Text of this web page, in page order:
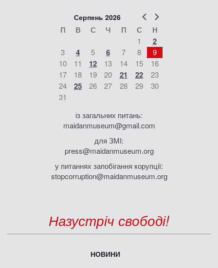
Попер
Серпень 2026
П В С Ч П С Н
1 2
3 4 5 6 7 8
9
10
11 12 13 14 15
16
17
18 19 20 21 22
23
24
25 26 27 28 29
30
31
із загальних питань:
maidanmuseum@gmail.com
для ЗМІ:
press@maidanmuseum.org
у питаннях запобігання корупції:
stopcorruption@maidanmuseum.org
Назустріч свободі!
НОВИНИ